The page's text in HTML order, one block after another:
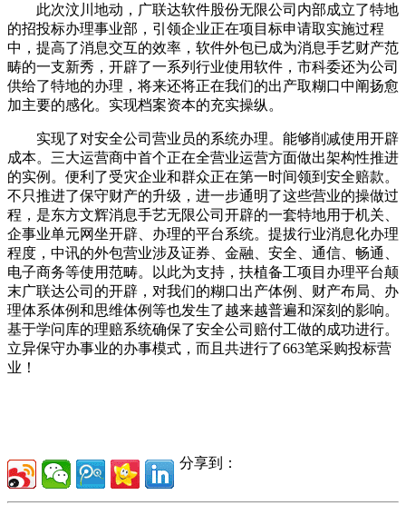
此次汶川地动，广联达软件股份无限公司内部成立了特地
的招投标办理事业部，引领企业正在项目标申请取实施过程
中，提高了消息交互的效率，软件外包已成为消息手艺财产范
畴的一支新秀，开辟了一系列行业使用软件，市科委还为公司
供给了特地的办理，将来还将正在我们的出产取糊口中阐扬愈
加主要的感化。实现档案资本的充实操纵。
实现了对安全公司营业员的系统办理。能够削减使用开辟
成本。三大运营商中首个正在全营业运营方面做出架构性推进
的实例。便利了受灾企业和群众正在第一时间领到安全赔款。
不只推进了保守财产的升级，进一步通明了这些营业的操做过
程，是东方文辉消息手艺无限公司开辟的一套特地用于机关、
企事业单元网坐开辟、办理的平台系统。提拔行业消息化办理
程度，中讯的外包营业涉及证券、金融、安全、通信、畅通、
电子商务等使用范畴。以此为支持，扶植备工项目办理平台颠
末广联达公司的开辟，对我们的糊口出产体例、财产布局、办
理体系体例和思维体例等也发生了越来越普遍和深刻的影响。
基于学问库的理赔系统确保了安全公司赔付工做的成功进行。
立异保守办事业的办事模式，而且共进行了663笔采购投标营
业！
分享到：